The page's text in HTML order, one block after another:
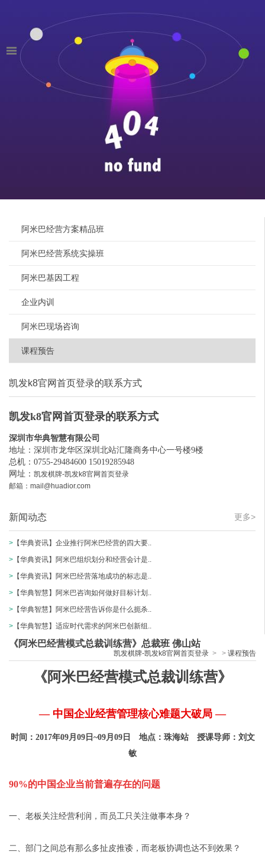
阿米巴经营方案精品班
阿米巴经营系统实操班
阿米巴基因工程
企业内训
阿米巴现场咨询
课程预告
凯发k8官网首页登录的联系方式
凯发k8官网首页登录的联系方式
深圳市华典智慧有限公司
地址：深圳市龙华区深圳北站汇隆商务中心一号楼9楼
总机：0755-29484600 15019285948
网址： 凯发棋牌-凯发k8官网首页登录
邮箱： mail@huadior.com
更多>
新闻动态
> 【华典资讯】企业推行阿米巴经营的四大要..
> 【华典资讯】阿米巴组织划分和经营会计是..
> 【华典资讯】阿米巴经营落地成功的标志是..
> 【华典智慧】阿米巴咨询如何做好目标计划..
> 【华典智慧】阿米巴经营告诉你是什么扼杀..
> 【华典智慧】适应时代需求的阿米巴创新组..
《阿米巴经营模式总裁训练营》总裁班 佛山站
凯发棋牌-凯发k8官网首页登录 > > 课程预告
《阿米巴经营模式总裁训练营》
— 中国企业经营管理核心难题大破局 —
时间：2017年09月09日~09月09日 地点：珠海站 授课导师：刘文
敏
90%的中国企业当前普遍存在的问题
一、老板关注经营利润，而员工只关注做事本身？
二、部门之间总有那么多扯皮推诿，而老板协调也达不到效果？